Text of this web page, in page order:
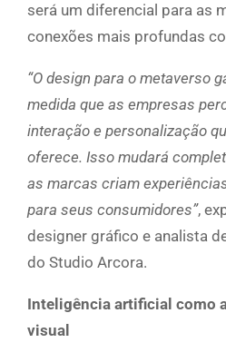
será um diferencial para as
conexões mais profundas
“O design para o metaverso
medida que as empresas
interação e personalização
oferece. Isso mudará
as marcas criam
para seus consumidores”,
designer gráfico e analista
do Studio Arcora.
Inteligência artificial como
visual